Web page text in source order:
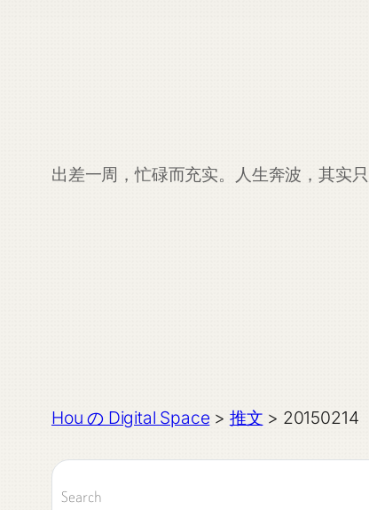
出差一周，忙碌而充实。人生奔波，其实
Hou の Digital Space > 推文 > 20150214